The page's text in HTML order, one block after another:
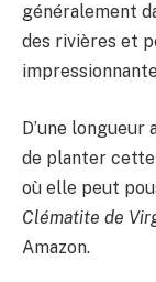
généralement
des rivières et
D’une longueur
de planter cette
où elle peut
Clématite de
Amazon.